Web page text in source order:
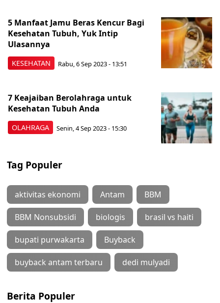
KESEHATAN
5 Manfaat Jamu Beras Kencur Bagi
Kesehatan Tubuh, Yuk Intip
Ulasannya
Rabu, 6 Sep 2023 - 13:51
OLAHRAGA
7 Keajaiban Berolahraga untuk
Kesehatan Tubuh Anda
Senin, 4 Sep 2023 - 15:30
Tag Populer
aktivitas ekonomi Antam BBM
BBM Nonsubsidi biologis brasil vs haiti
bupati purwakarta Buyback
buyback antam terbaru dedi mulyadi
Berita Populer